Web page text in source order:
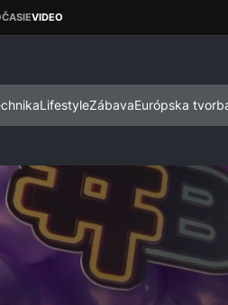
LifestyleZábavaEurópska